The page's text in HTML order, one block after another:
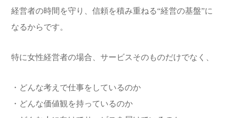
経営者の時間を守り、信頼を積み重ねる“経営の基盤”に
なるからです。
特に女性経営者の場合、サービスそのものだけでなく、
・どんな考えで仕事をしているのか
・どんな価値観を持っているのか